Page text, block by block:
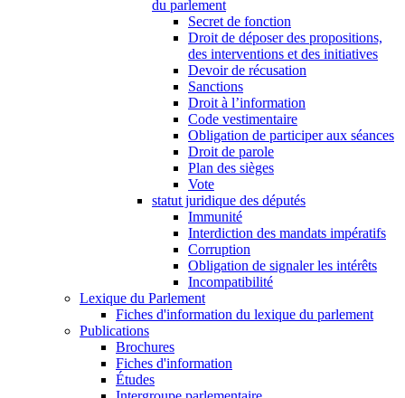
du parlement
Secret de fonction
Droit de déposer des propositions,
des interventions et des initiatives
Devoir de récusation
Sanctions
Droit à l’information
Code vestimentaire
Obligation de participer aux séances
Droit de parole
Plan des sièges
Vote
statut juridique des députés
Immunité
Interdiction des mandats impératifs
Corruption
Obligation de signaler les intérêts
Incompatibilité
Lexique du Parlement
Fiches d'information du lexique du parlement
Publications
Brochures
Fiches d'information
Études